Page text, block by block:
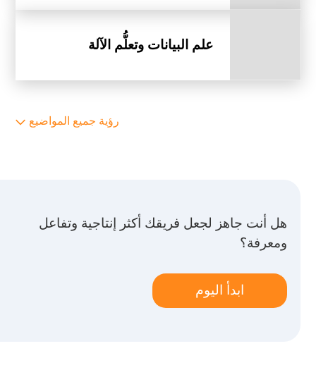
علم البيانات وتعلُّم الآلة
رؤية جميع المواضيع
هل أنت جاهز لجعل فريقك أكثر إنتاجية وتفاعل
ومعرفة؟
ابدأ اليوم